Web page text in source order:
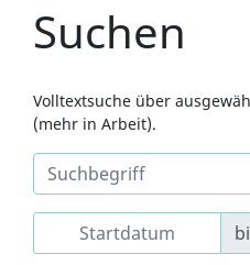
Suchen
Volltextsuche über
(mehr in Arbeit).